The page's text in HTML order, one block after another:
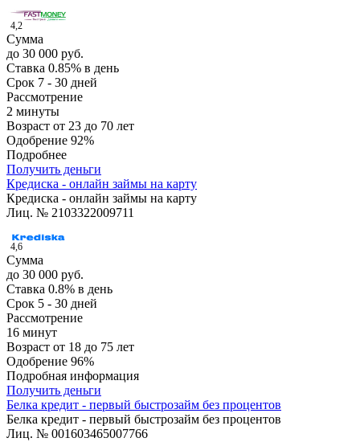
4,2
Сумма
до 30 000 руб.
Ставка 0.85% в день
Срок 7 - 30 дней
Рассмотрение
2 минуты
Возраст от 23 до 70 лет
Одобрение 92%
Подробнее
Получить деньги
Кредиска - онлайн займы на карту
Кредиска - онлайн займы на карту
Лиц. № 2103322009711
4,6
Сумма
до 30 000 руб.
Ставка 0.8% в день
Срок 5 - 30 дней
Рассмотрение
16 минут
Возраст от 18 до 75 лет
Одобрение 96%
Подробная информация
Получить деньги
Белка кредит - первый быстрозайм без процентов
Белка кредит - первый быстрозайм без процентов
Лиц. № 001603465007766